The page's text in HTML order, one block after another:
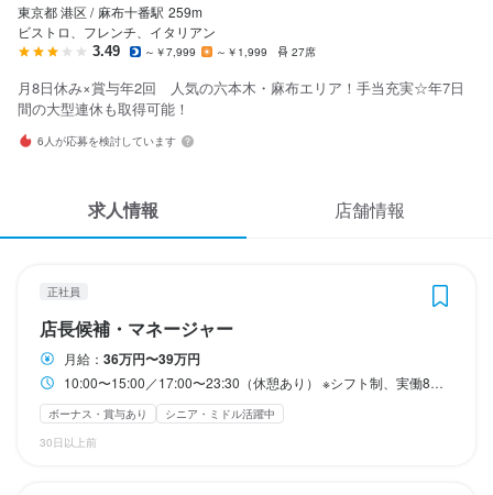
気になる求人
検索履歴・保存した条件
応募履歴
スカウト・メルマガ受信設定
掲載をご検討の店舗様へ
食べログ求人PRESS
プライバシーポリシー
利用規約
東京都 港区 / 麻布十番駅 259m
ビストロ、フレンチ、イタリアン
3.49 ～￥7,999 ～￥1,999 27席
月8日休み×賞与年2回 人気の六本木・麻布エリア！手当充実☆年7日
間の大型連休も取得可能！
6人が応募を検討しています
求人情報 店舗情報
正社員
店長候補・マネージャー
月給： 36万円〜39万円
10:00〜15:00／17:00〜23:30（休憩あり） ※シフト制、実働8時間 ◎終電考慮いたします、ご安心ください！ ※プライベートや自分の時間を大切に・・・！ ディナーアップやランチアップなどの制度も取り入れており、 なるべく従業員がプライベートと両立出来る仕組みを常に考えております！
ボーナス・賞与あり
シニア・ミドル活躍中
30日以上前
料理長（～8万円/月）
店長（～12万円/月）
◆昇給随時あり
◆賞与年2回あり
◆頑張った分はしっかり評価！◆
●28歳　店長
賞与：100万円以上!!
●27歳　未経験
半年間で「店長」へ昇格
などなど
ホールスタッフ・サービススタッフ
ホールスタッフ・サービススタッフ
月給280,000円〜320,000円
ボーナス・賞与あり 昇給あり 住宅手当あり 交通費支給
家族手当あり
料理長（～8万円/月）
店長（～12万円/月）
◆昇給随時あり
◆賞与年2回あり
◆頑張った分はしっかり評価！◆
●28歳　店長
賞与：100万円以上!!
●27歳　未経験
半年間で「店長」へ昇格
などなど
調理師・調理スタッフ
調理師・調理スタッフ
月給280,000円〜320,000円
ボーナス・賞与あり 昇給あり 住宅手当あり 交通費支給
家族手当あり
料理長（～8万円/月）
店長（～12万円/月）
◆昇給随時あり
◆賞与年2回あり
◆頑張った分はしっかり評価！◆
●28歳　店長
賞与：100万円以上!!
●27歳　未経験
半年間で「店長」へ昇格
などなど
料理長（～8万円/月）
店長（～12万円/月）
◆昇給随時あり
◆賞与年2回あり
◆頑張った分はしっかり評価！◆
●28歳　店長
賞与：100万円以上!!
●27歳　未経験
半年間で「店長」へ昇格
などなど
料理長（～8万円/月）
店長（～12万円/月）
◆昇給随時あり
◆賞与年2回あり
◆頑張った分はしっかり評価！◆
●28歳　店長
賞与：100万円以上!!
●27歳　未経験
半年間で「店長」へ昇格
などなど